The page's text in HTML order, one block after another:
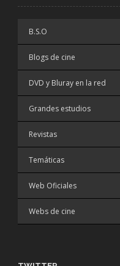
B.S.O
Blogs de cine
DVD y Bluray en la red
Grandes estudios
Revistas
Temáticas
Web Oficiales
Webs de cine